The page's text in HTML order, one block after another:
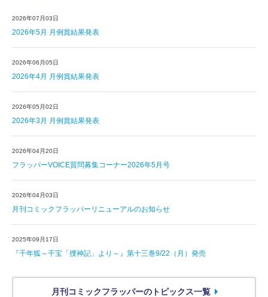
2026年07月03日
2026年5月 月例賞結果発表
2026年06月05日
2026年4月 月例賞結果発表
2026年05月02日
2026年3月 月例賞結果発表
2026年04月20日
フラッパーVOICE質問募集コーナー2026年5月号
2026年04月03日
月刊コミックフラッパーリニューアルのお知らせ
2025年09月17日
『千年狐～干宝「捜神記」より～』第十三巻9/22（月）発売
月刊コミックフラッパーのトピックス一覧